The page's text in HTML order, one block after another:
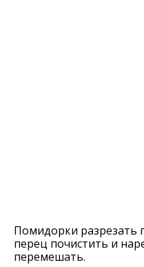
Помидорки разрезать
перец почистить и
перемешать.